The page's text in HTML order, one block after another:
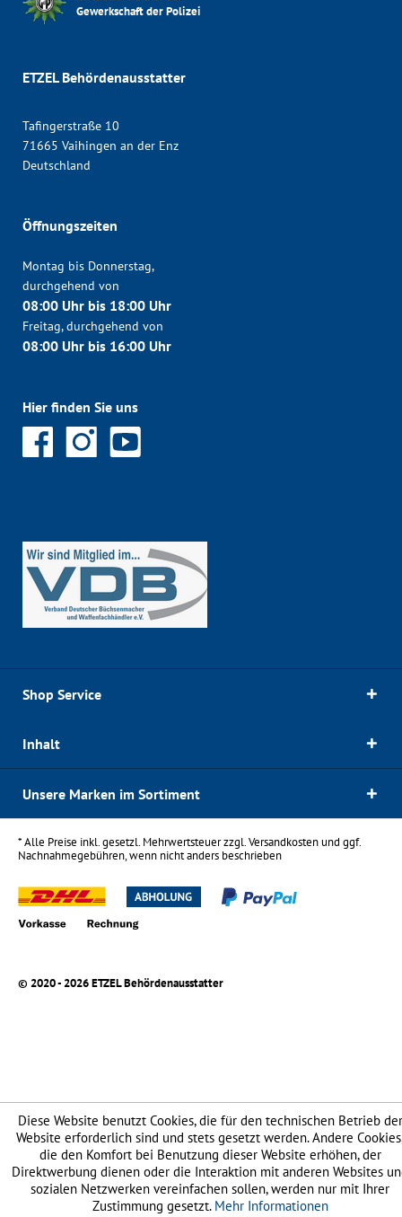
Gewerkschaft der Polizei
ETZEL Behördenausstatter
Tafingerstraße 10
71665 Vaihingen an der Enz
Deutschland
Öffnungszeiten
Montag bis Donnerstag,
durchgehend von
08:00 Uhr bis 18:00 Uhr
Freitag, durchgehend von
08:00 Uhr bis 16:00 Uhr
Hier finden Sie uns
Shop Service
Inhalt
Unsere Marken im Sortiment
* Alle Preise inkl. gesetzl. Mehrwertsteuer zzgl.Versandkostenund ggf.
Nachnahmegebühren, wenn nicht anders beschrieben
© 2020 - 2026 ETZEL Behördenausstatter
Diese Website benutzt Cookies, die für den technischen Betrieb der
Website erforderlich sind und stets gesetzt werden. Andere
die den Komfort bei Benutzung dieser Website erhöhen, der
Direktwerbung dienen oder die Interaktion mit anderen Websites
sozialen Netzwerken vereinfachen sollen, werden nur mit Ihrer
Zustimmung gesetzt. Mehr Informationen